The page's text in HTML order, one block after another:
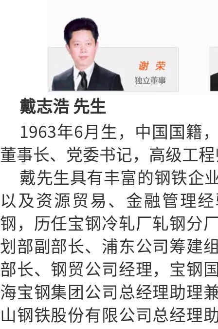
戴志浩 先生
1963年6月生，中国国籍
董事长、党委书记，高级工
戴先生具有丰富的钢铁企
以及资源贸易、金融管理
钢，历任宝钢冷轧厂轧钢分
划部副部长、浦东公司筹建
部长、钢贸公司经理，宝钢
海宝钢集团公司总经理助理
山钢铁股份有限公司总经理